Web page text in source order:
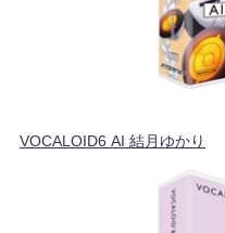
VOCALOID6 AI 結月ゆかり